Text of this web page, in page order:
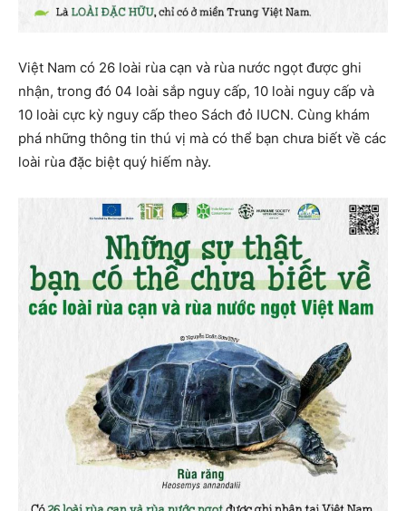
Việt Nam có 26 loài rùa cạn và rùa nước ngọt được ghi
nhận, trong đó 04 loài sắp nguy cấp, 10 loài nguy cấp và
10 loài cực kỳ nguy cấp theo Sách đỏ IUCN. Cùng khám
phá những thông tin thú vị mà có thể bạn chưa biết về các
loài rùa đặc biệt quý hiếm này.